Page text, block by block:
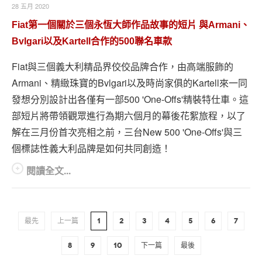
28 五月 2020
Fiat第一個關於三個永恆大師作品故事的短片 與Armani、
Bvlgari以及Kartell合作的500聯名車款
Fiat與三個義大利精品界佼佼品牌合作，由高端服飾的
Armani、精緻珠寶的Bvlgari以及時尚家俱的Kartell來一同
發想分別設計出各僅有一部500 'One-Offs'精裝特仕車。這
部短片將帶領觀眾進行為期六個月的幕後花絮旅程，以了
解在三月份首次亮相之前，三台New 500 'One-Offs'與三
個標誌性義大利品牌是如何共同創造！
閱讀全文...
最先 上一篇 1 2 3 4 5 6 7
8 9 10 下一篇 最後